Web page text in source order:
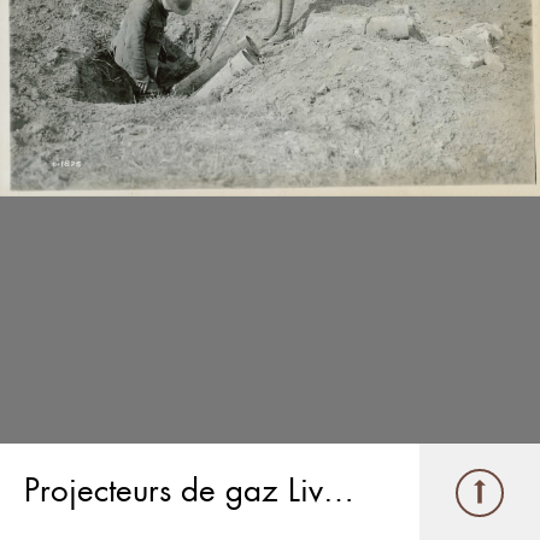
Projecteurs de gaz Livens